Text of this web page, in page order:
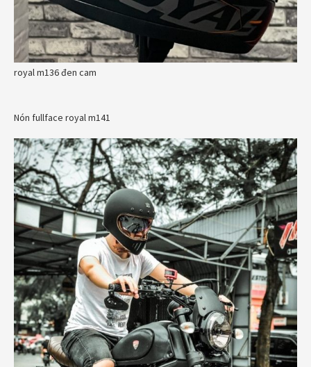
royal m136 đen cam
Nón fullface royal m141